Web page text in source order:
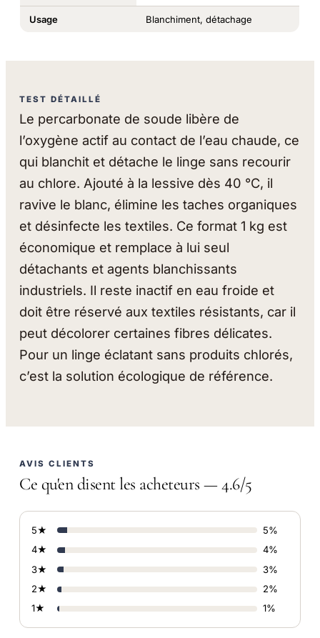
Usage Blanchiment, détachage
TEST DÉTAILLÉ
Le percarbonate de soude libère de
l’oxygène actif au contact de l’eau chaude, ce
qui blanchit et détache le linge sans recourir
au chlore. Ajouté à la lessive dès 40 °C, il
ravive le blanc, élimine les taches organiques
et désinfecte les textiles. Ce format 1 kg est
économique et remplace à lui seul
détachants et agents blanchissants
industriels. Il reste inactif en eau froide et
doit être réservé aux textiles résistants, car il
peut décolorer certaines fibres délicates.
Pour un linge éclatant sans produits chlorés,
c’est la solution écologique de référence.
AVIS CLIENTS
Ce qu'en disent les acheteurs — 4.6/5
5★
5%
4★
4%
3★
3%
2★
2%
1★
1%